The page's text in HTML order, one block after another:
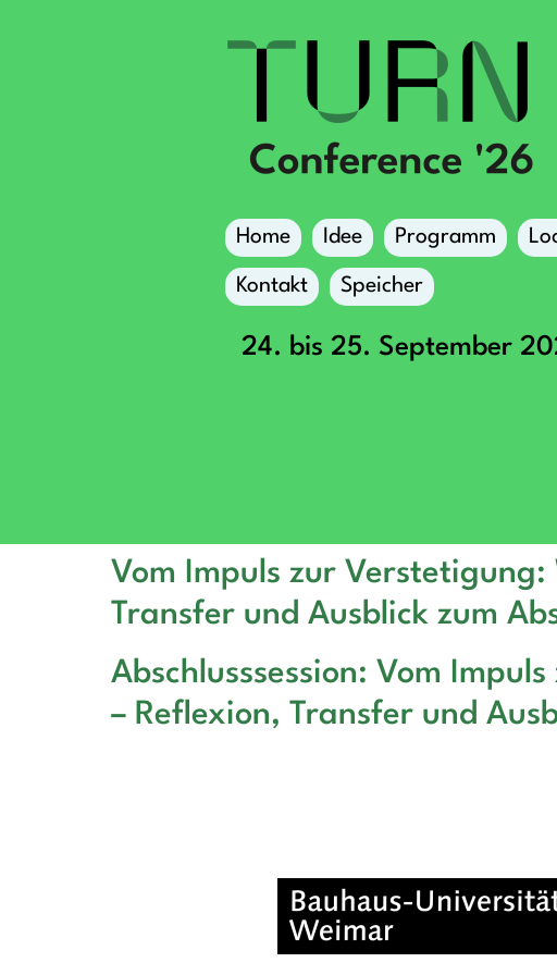
Home Idee Programm
Kontakt Speicher
24. bis 25. September
Vom Impuls zur
Transfer und Ausblick zum
Abschlusssession: Vom
– Reflexion, Transfer und